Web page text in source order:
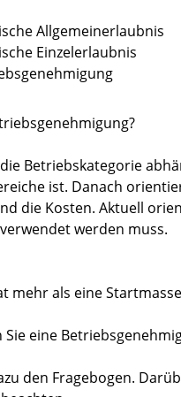
Allgemeinerlaubnis
Einzelerlaubnis
Betriebskategorie
ist. Danach
die Kosten. Aktuell
werden muss.
mehr als eine
eine
den Fragebogen.